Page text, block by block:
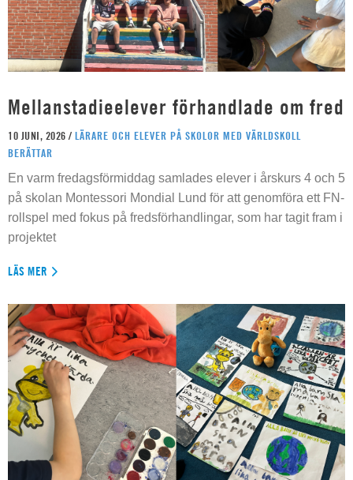
Mellanstadieelever förhandlade om fred
10 JUNI, 2026 / LÄRARE OCH ELEVER PÅ SKOLOR MED VÄRLDSKOLL
BERÄTTAR
En varm fredagsförmiddag samlades elever i årskurs 4 och 5
på skolan Montessori Mondial Lund för att genomföra ett FN-
rollspel med fokus på fredsförhandlingar, som har tagit fram i
projektet
LÄS MER